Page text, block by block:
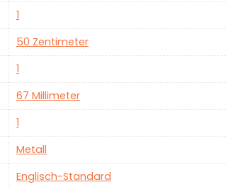
‎1
‎50 Zentimeter
‎1
‎67 Millimeter
‎1
‎Metall
‎Englisch-Standard